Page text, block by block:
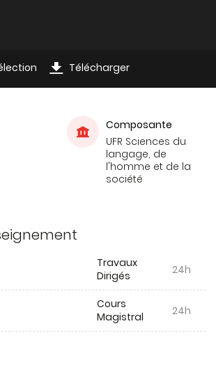
Télécharger
Composante
UFR Sciences du
langage, de
l'homme et de la
société
Travaux
Dirigés
24h
Cours
Magistral
24h